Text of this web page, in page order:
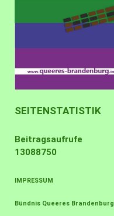
SEITENSTATISTIK
Beitragsaufrufe
13088750
IMPRESSUM
Bündnis Queeres Brandenburg